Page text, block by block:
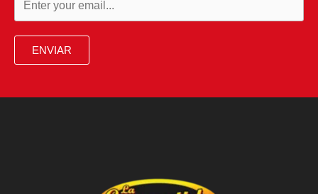
ENVIAR